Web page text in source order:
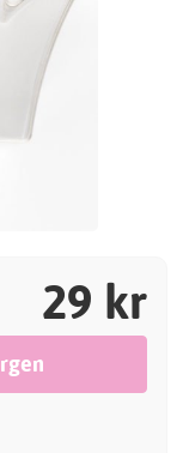
29 kr